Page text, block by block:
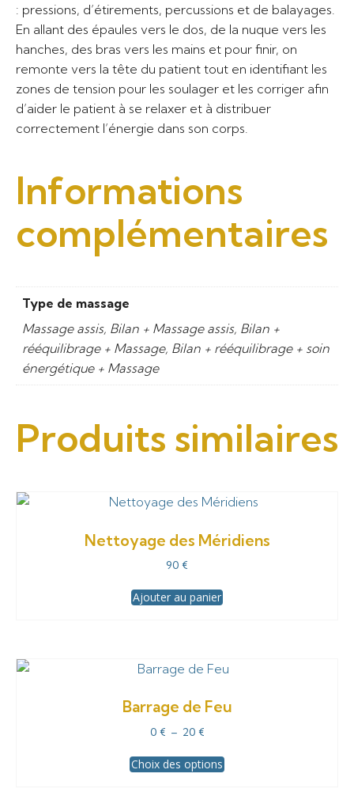
: pressions, d’étirements, percussions et de balayages.
En allant des épaules vers le dos, de la nuque vers les
hanches, des bras vers les mains et pour finir, on
remonte vers la tête du patient tout en identifiant les
zones de tension pour les soulager et les corriger afin
d’aider le patient à se relaxer et à distribuer
correctement l’énergie dans son corps.
Informations
complémentaires
Type de massage
Massage assis, Bilan + Massage assis, Bilan +
rééquilibrage + Massage, Bilan + rééquilibrage + soin
énergétique + Massage
Produits similaires
Nettoyage des Méridiens
90 €
Ajouter au panier
Barrage de Feu
0 € – 20 €Plage
prix :
Choix des options
Ce
produit